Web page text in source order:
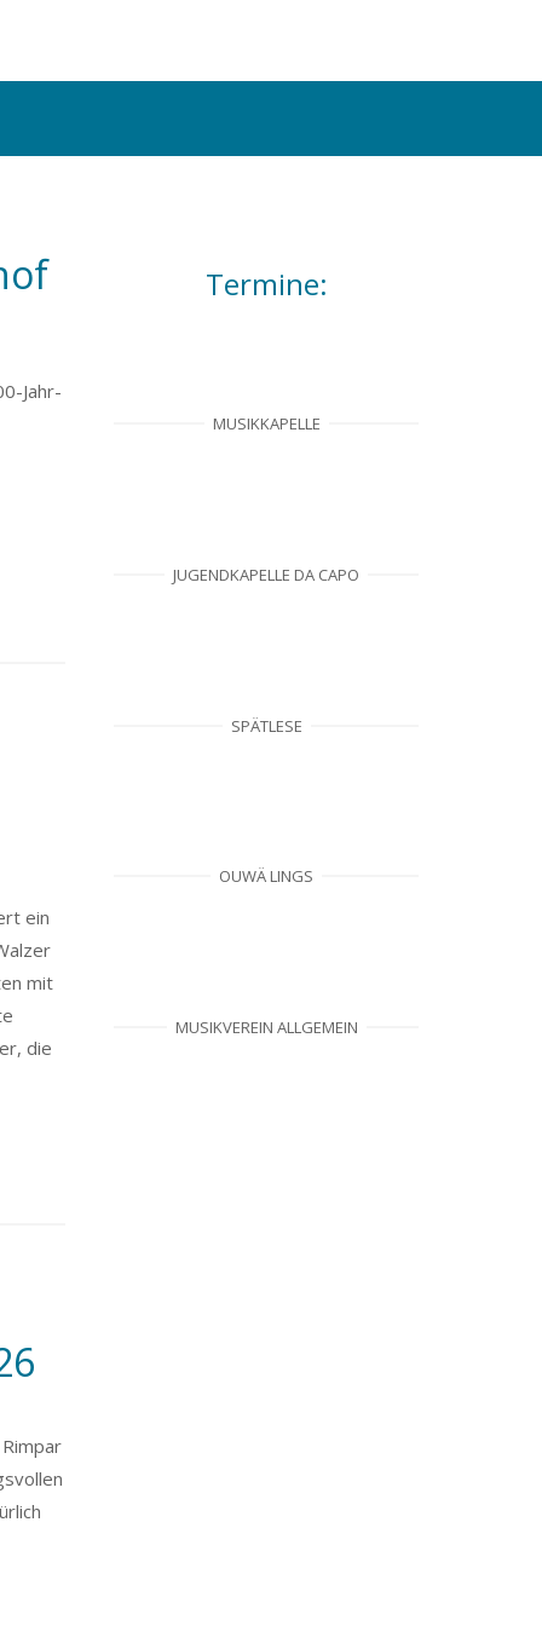
Jahr-
ein
mit
die
Termine:
MUSIKKAPELLE
JUGENDKAPELLE DA CAPO
SPÄTLESE
OUWÄ LINGS
MUSIKVEREIN ALLGEMEIN